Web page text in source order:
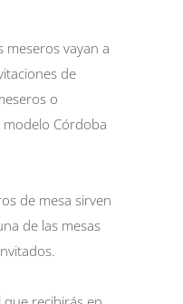
meseros vayan a
de
o
Córdoba
de mesa sirven
de las mesas